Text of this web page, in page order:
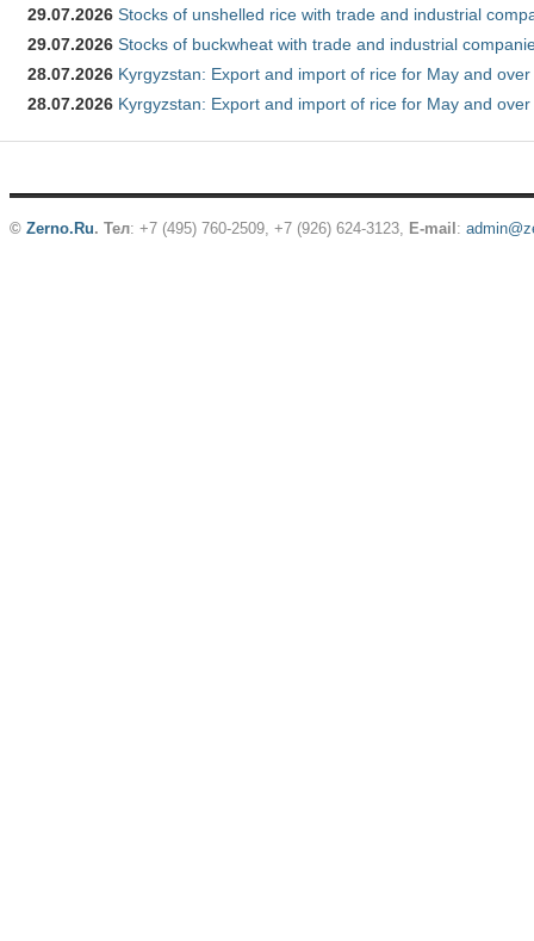
29.07.2026 Stocks of unshelled rice with trade and industrial
29.07.2026 Stocks of buckwheat with trade and industrial
28.07.2026 Kyrgyzstan: Export and import of rice for May and
28.07.2026 Kyrgyzstan: Export and import of rice for May and
© Zerno.Ru. Тел: +7 (495) 760-2509, +7 (926) 624-3123, E-mail :